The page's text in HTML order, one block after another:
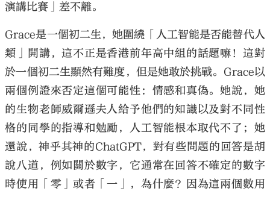
演講比賽」差不離。
Grace是一個初二生，她圍繞「人工智能是否能替代人
類」開講，這不正是香港前年高中組的話題嘛！這對
於一個初二生顯然有難度，但是她敢於挑戰。Grace以
兩個例證來否定這個可能性：情感和真偽。她說，她
的生物老師威爾遜夫人給予他們的知識以及對不同性
格的同學的指導和勉勵，人工智能根本取代不了；她
還說，神乎其神的ChatGPT，對有些問題的回答是胡
說八道，例如關於數字，它通常在回答不確定的數字
時使用「零」或者「一」，為什麼？因為這兩個數用